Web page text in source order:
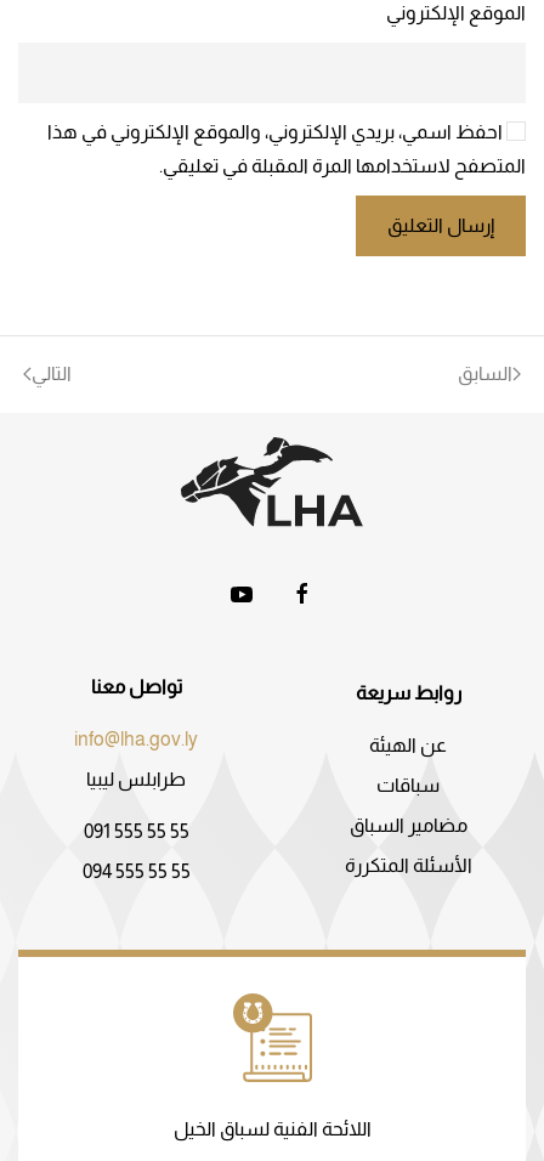
الموقع الإلكتروني
احفظ اسمي، بريدي الإلكتروني، والموقع الإلكتروني في هذا
المتصفح لاستخدامها المرة المقبلة في تعليقي.
إرسال التعليق
السابق التالي
روابط سريعة
عن الهيئة
سباقات
مضامير السباق
الأسئلة المتكررة
تواصل معنا
info@lha.gov.ly
طرابلس ليبيا
091 555 55 55
094 555 55 55
اللائحة الفنية لسباق الخيل